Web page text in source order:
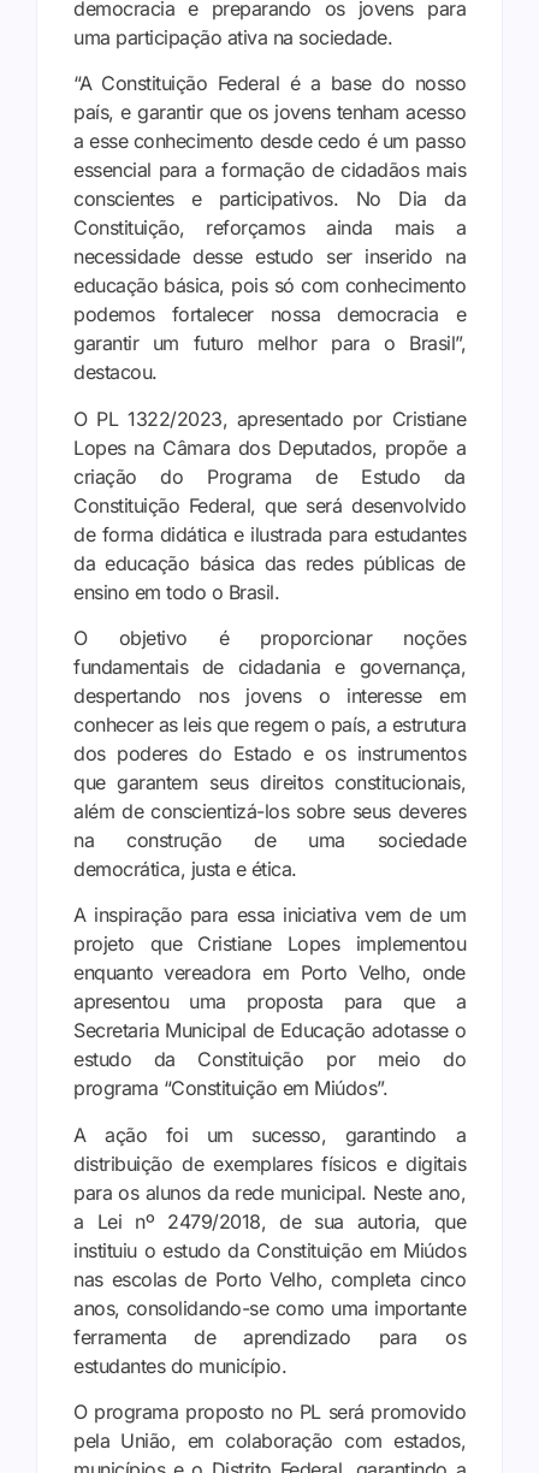
democracia e preparando os jovens para
uma participação ativa na sociedade.
“A Constituição Federal é a base do nosso
país, e garantir que os jovens tenham acesso
a esse conhecimento desde cedo é um passo
essencial para a formação de cidadãos mais
conscientes e participativos. No Dia da
Constituição, reforçamos ainda mais a
necessidade desse estudo ser inserido na
educação básica, pois só com conhecimento
podemos fortalecer nossa democracia e
garantir um futuro melhor para o Brasil”,
destacou.
O PL 1322/2023, apresentado por Cristiane
Lopes na Câmara dos Deputados, propõe a
criação do Programa de Estudo da
Constituição Federal, que será desenvolvido
de forma didática e ilustrada para estudantes
da educação básica das redes públicas de
ensino em todo o Brasil.
O objetivo é proporcionar noções
fundamentais de cidadania e governança,
despertando nos jovens o interesse em
conhecer as leis que regem o país, a estrutura
dos poderes do Estado e os instrumentos
que garantem seus direitos constitucionais,
além de conscientizá-los sobre seus deveres
na construção de uma sociedade
democrática, justa e ética.
A inspiração para essa iniciativa vem de um
projeto que Cristiane Lopes implementou
enquanto vereadora em Porto Velho, onde
apresentou uma proposta para que a
Secretaria Municipal de Educação adotasse o
estudo da Constituição por meio do
programa “Constituição em Miúdos”.
A ação foi um sucesso, garantindo a
distribuição de exemplares físicos e digitais
para os alunos da rede municipal. Neste ano,
a Lei nº 2479/2018, de sua autoria, que
instituiu o estudo da Constituição em Miúdos
nas escolas de Porto Velho, completa cinco
anos, consolidando-se como uma importante
ferramenta de aprendizado para os
estudantes do município.
O programa proposto no PL será promovido
pela União, em colaboração com estados,